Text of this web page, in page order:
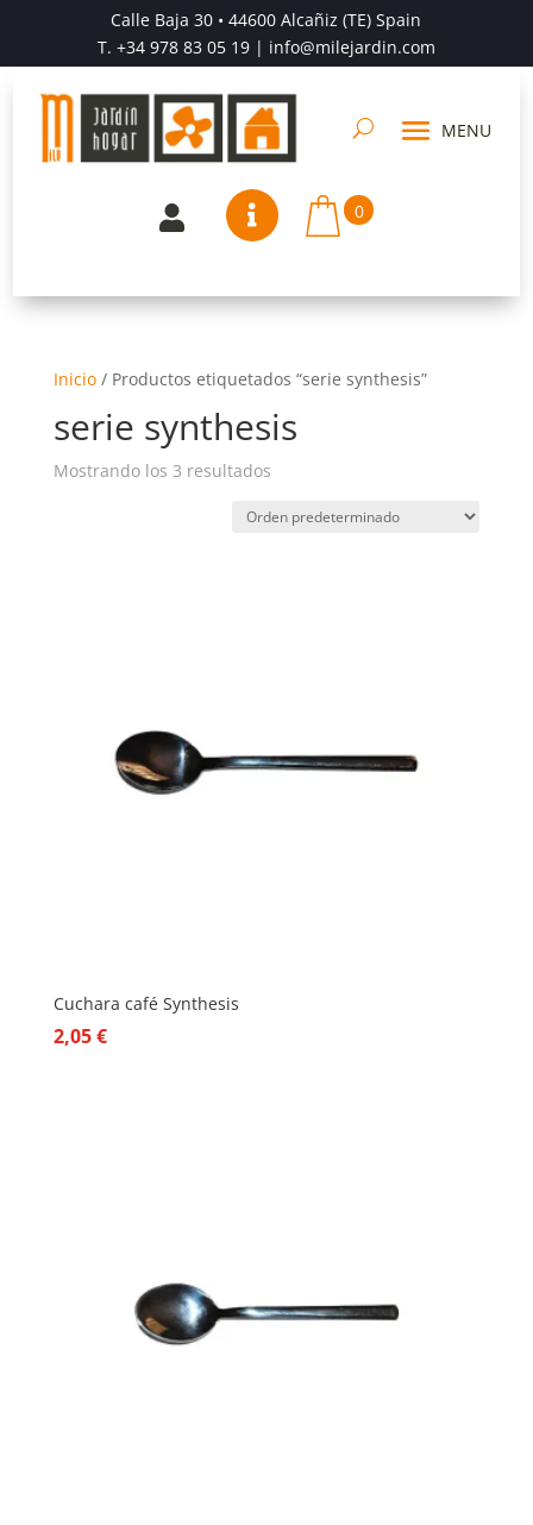
Calle Baja 30 • 44600 Alcañiz (TE) Spain
T. +34 978 83 05 19| info@milejardin.com
  0
Inicio/ Productos etiquetados “serie synthesis”
serie synthesis
Mostrando los 3 resultados
Cuchara café Synthesis
2,05€